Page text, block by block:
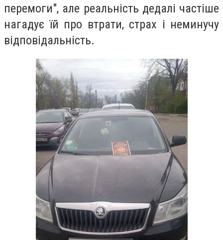
перемоги", але реальність дедалі частіше
нагадує їй про втрати, страх і неминучу
відповідальність.